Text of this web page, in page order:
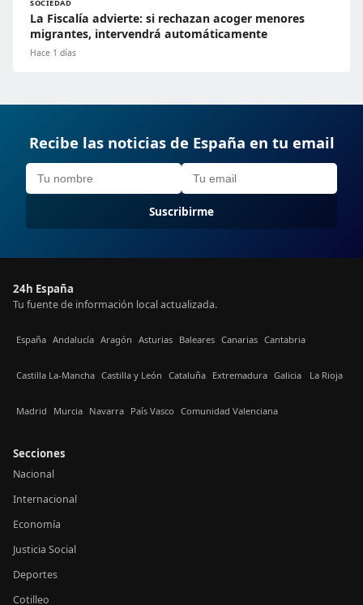
SOCIEDAD
La Fiscalía advierte: si rechazan acoger menores
migrantes, intervendrá automáticamente
Hace 1 días
Recibe las noticias de España en tu email
Suscribirme
24h España
Tu fuente de información local actualizada.
España Andalucía Aragón Asturias Baleares Canarias Cantabria
Castilla La-Mancha Castilla y León Cataluña Extremadura Galicia La Rioja
Madrid Murcia Navarra País Vasco Comunidad Valenciana
Secciones
Nacional
Internacional
Economía
Justicia Social
Deportes
Cotilleo